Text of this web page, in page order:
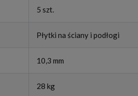
5 szt.
Płytki na ściany i podłogi
10,3 mm
28 kg